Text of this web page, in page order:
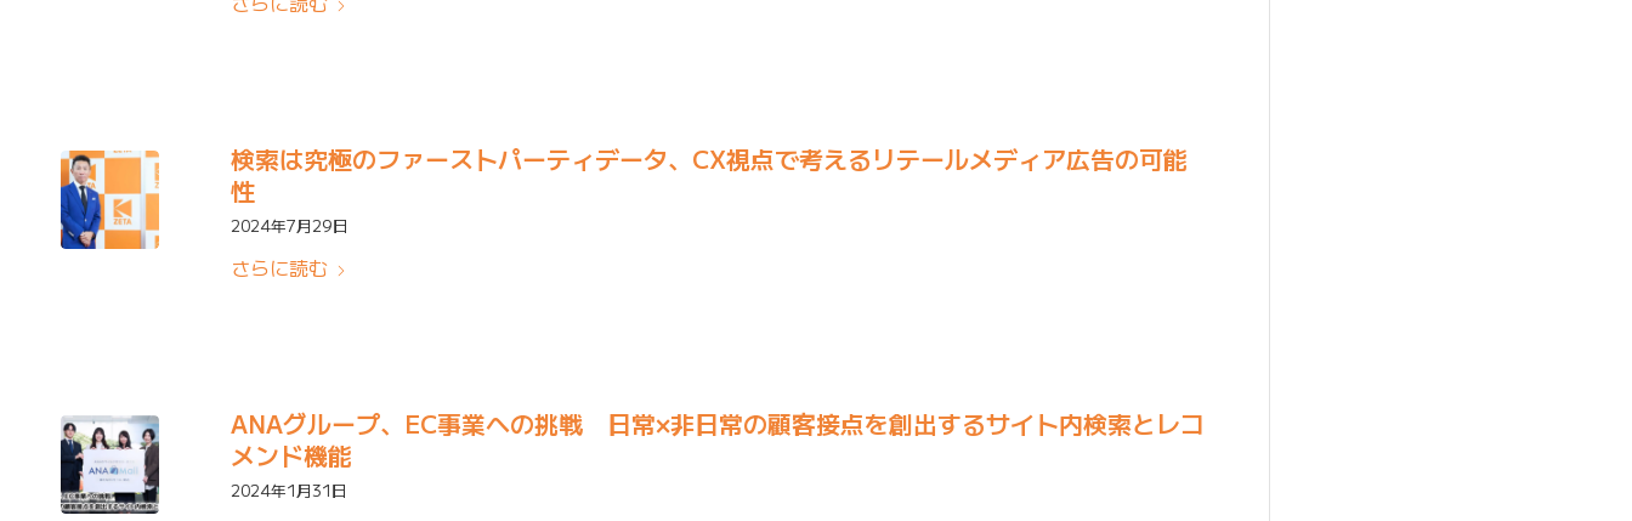
検索は究極のファーストパーティデータ、CX視点で考えるリテールメディア広告の可能
性
2024年7月29日
さらに読む
ANAグループ、EC事業への挑戦 日常×非日常の顧客接点を創出するサイト内検索とレコ
メンド機能
2024年1月31日